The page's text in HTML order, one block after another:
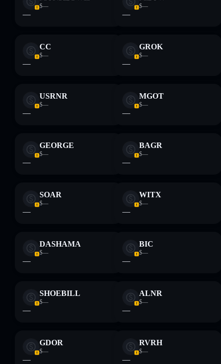
financiero. Investiga siempre por tu cuenta. Datos
proporcionados por rugcheck.xyz.
$—
—
$—
—
CC
$—
—
GROK
$—
—
USRNR
$—
—
MGOT
$—
—
GEORGE
$—
—
BAGR
$—
—
SOAR
$—
—
WITX
$—
—
DASHAMA
$—
—
BIC
$—
—
SHOEBILL
$—
—
ALNR
$—
—
GDOR
$—
—
RVRH
$—
—